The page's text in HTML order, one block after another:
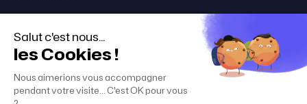
© 2026 miooz (musique & music)
Mentions légalesCGU · CGV · Licences